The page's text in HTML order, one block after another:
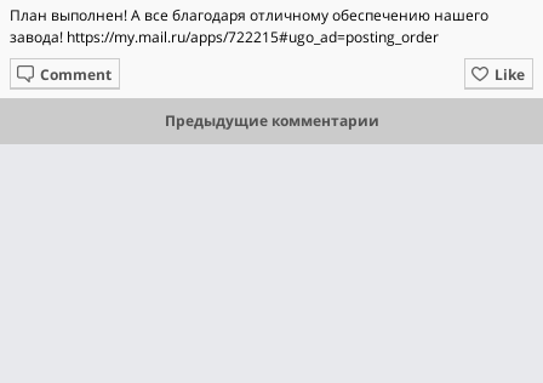
План выполнен! А все благодаря отличному обеспечению нашего
завода! https://my.mail.ru/apps/722215#ugo_ad=posting_order
Like
Comment
Предыдущие комментарии